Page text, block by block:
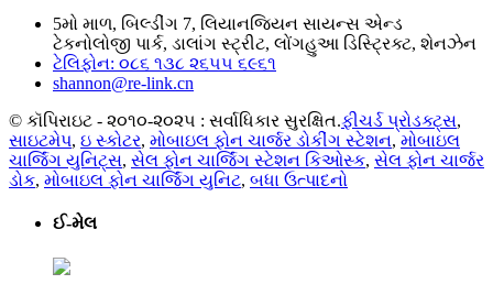
5મો માળ, બિલ્ડીંગ 7, લિયાનજિયન સાયન્સ એન્ડ
ટેકનોલોજી પાર્ક, ડાલાંગ સ્ટ્રીટ, લોંગહુઆ ડિસ્ટ્રિક્ટ, શેનઝેન
ટેલિફોન: ૦૮૬ ૧૩૮ ૨૬૫૫ ૬૯૬૧
shannon@re-link.cn
© કૉપિરાઇટ - ૨૦૧૦-૨૦૨૫ : સર્વાધિકાર સુરક્ષિત.ફીચર્ડ પ્રોડક્ટ્સ,
સાઇટમેપ, ઇ સ્કોટર, મોબાઇલ ફોન ચાર્જર ડોકીંગ સ્ટેશન, મોબાઇલ
ચાર્જિંગ યુનિટ્સ, સેલ ફોન ચાર્જિંગ સ્ટેશન કિઓસ્ક, સેલ ફોન ચાર્જર
ડોક, મોબાઇલ ફોન ચાર્જિંગ યુનિટ, બધા ઉત્પાદનો
ઈ-મેલ